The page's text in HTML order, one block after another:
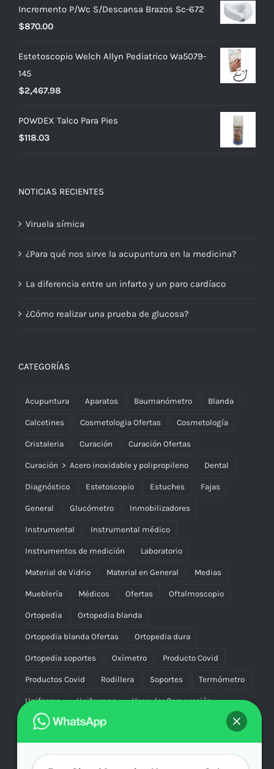
Incremento P/Wc S/Descansa Brazos Sc-672
$870.00
Estetoscopio Welch Allyn Pediatrico Wa5079-
145
$2,467.98
POWDEX Talco Para Pies
$118.03
NOTICIAS RECIENTES
Viruela símica
¿Para qué nos sirve la acupuntura en la medicina?
La diferencia entre un infarto y un paro cardíaco
¿Cómo realizar una prueba de glucosa?
CATEGORÍAS
Acupuntura Aparatos Baumanómetro Blanda
Calcetines Cosmetologia Ofertas Cosmetología
Cristaleria Curación Curación Ofertas
Curación > Acero inoxidable y polipropileno Dental
Diagnóstico Estetoscopio Estuches Fajas
General Glucómetro Inmobilizadores
Instrumental Instrumental médico
Instrumentos de medición Laboratorio
Material de Vidrio Material en General Medias
Mueblería Médicos Ofertas Oftalmoscopio
Ortopedia Ortopedia blanda
Ortopedia blanda Ofertas Ortopedia dura
Ortopedia soportes Oxímetro Producto Covid
Productos Covid Rodillera Soportes Termómetro
Uniforme Uniformes Vascular Compresión
Vibradores